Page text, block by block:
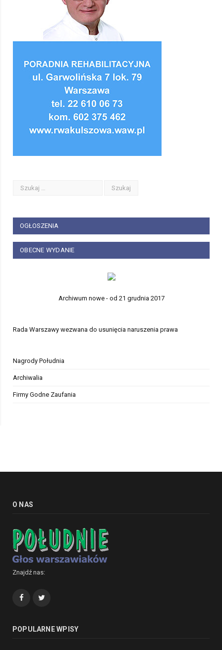
OGŁOSZENIA
OBECNE WYDANIE
Archiwum nowe - od 21 grudnia 2017
Rada Warszawy wezwana do usunięcia naruszenia prawa
Nagrody Południa
Archiwalia
Firmy Godne Zaufania
O NAS
Znajdź nas:
Facebook
POPULARNE WPISY